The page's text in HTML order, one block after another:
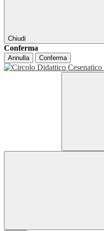
Chiudi
Conferma
Annulla Conferma